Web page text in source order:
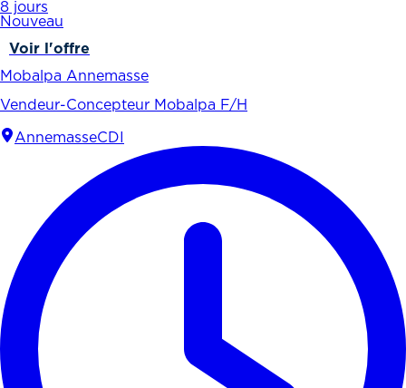
8 jours
Nouveau
Voir l'offre
Mobalpa Annemasse
Vendeur-Concepteur Mobalpa F/H
AnnemasseCDI